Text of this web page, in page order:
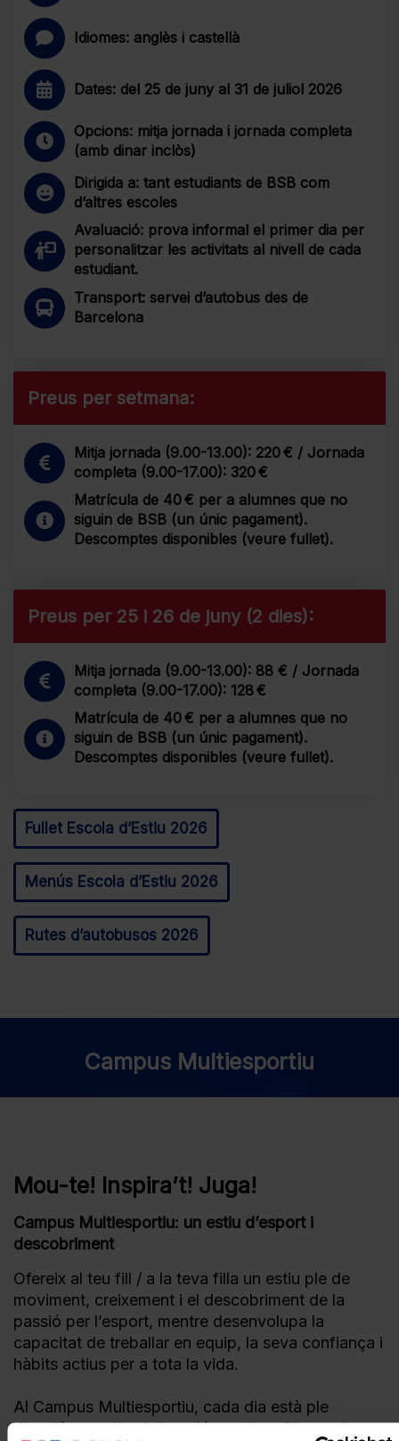
Idiomes: anglès i castellà
Dates: del 25 de juny al 31 de juliol 2026
Opcions: mitja jornada i jornada completa
(amb dinar inclòs)
Dirigida a: tant estudiants de BSB com
d’altres escoles
Avaluació: prova informal el primer dia per
personalitzar les activitats al nivell de cada
estudiant.
Transport: servei d’autobus des de
Barcelona
Preus per setmana:
Mitja jornada (9.00-13.00): 220 € / Jornada
completa (9.00-17.00): 320 €
Matrícula de 40 € per a alumnes que no
siguin de BSB (un únic pagament).
Descomptes disponibles (veure fullet).
Preus per 25 i 26 de juny (2 dies):
Mitja jornada (9.00-13.00): 88 € / Jornada
completa (9.00-17.00): 128 €
Matrícula de 40 € per a alumnes que no
siguin de BSB (un únic pagament).
Descomptes disponibles (veure fullet).
Fullet Escola d’Estiu 2026
Menús Escola d’Estiu 2026
Rutes d’autobusos 2026
Campus Multiesportiu
Mou-te! Inspira’t! Juga!
Campus Multiesportiu: un estiu d’esport i
descobriment
Ofereix al teu fill / a la teva filla un estiu ple de
moviment, creixement i el descobriment de la
passió per l’esport, mentre desenvolupa la
capacitat de treballar en equip, la seva confiança i
hàbits actius per a tota la vida.
Al Campus Multiesportiu, cada dia està ple
d’acció esportiva i diversió creativa. Situat a les